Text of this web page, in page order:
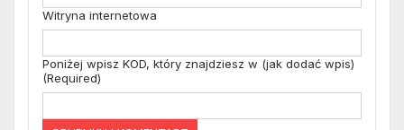
Witryna internetowa
Poniżej wpisz KOD, który znajdziesz w (jak dodać wpis)
(Required)